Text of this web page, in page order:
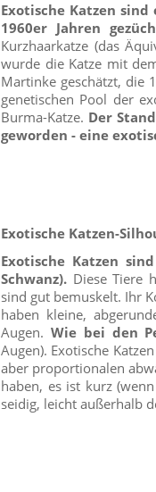
Exotische Katzen
1960er Jahren
Kurzhaarkatze (das
wurde die Katze mit
Martinke geschätzt, die
genetischen Pool der
Burma-Katze. Der
geworden - eine
Exotische Katzen-
Exotische Katzen
Schwanz). Diese Tiere
sind gut bemuskelt. Ihr
haben kleine,
Augen. Wie bei den
Augen). Exotische
aber proportionalen
haben, es ist kurz
seidig, leicht außerhalb